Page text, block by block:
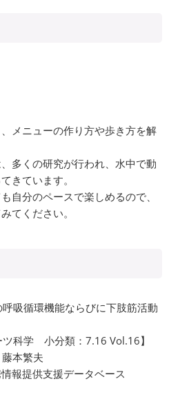
メニューの作り方や歩き方を解
多くの研究が行われ、水中で動
きています。
自分のペースで楽しめるので、
てください。
吸循環機能ならびに下肢筋活動
ツ科学 小分類：7.16 Vol.16】
本繁夫
報提供支援データベース